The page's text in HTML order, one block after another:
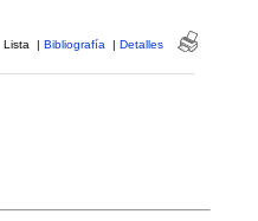
Lista | Bibliografía | Detalles